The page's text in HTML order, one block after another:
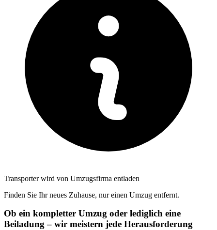
Transporter wird von Umzugsfirma entladen
Finden Sie Ihr neues Zuhause, nur einen Umzug entfernt.
Ob ein kompletter Umzug oder lediglich eine
Beiladung – wir meistern jede Herausforderung